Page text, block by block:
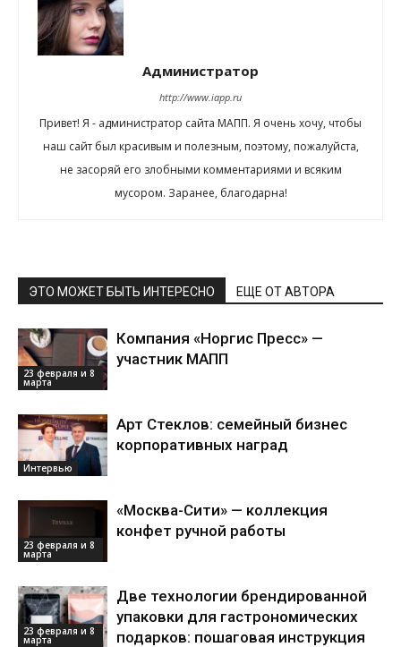
Администратор
http://www.iapp.ru
Привет! Я - администратор сайта МАПП. Я очень хочу, чтобы
наш сайт был красивым и полезным, поэтому, пожалуйста,
не засоряй его злобными комментариями и всяким
мусором. Заранее, благодарна!
ЭТО МОЖЕТ БЫТЬ ИНТЕРЕСНО ЕЩЕ ОТ АВТОРА
23 февраля и 8
марта
Компания «Норгис Пресс» —
участник МАПП
Интервью
Арт Стеклов: семейный бизнес
корпоративных наград
23 февраля и 8
марта
«Москва-Сити» — коллекция
конфет ручной работы
23 февраля и 8
марта
Две технологии брендированной
упаковки для гастрономических
подарков: пошаговая инструкция